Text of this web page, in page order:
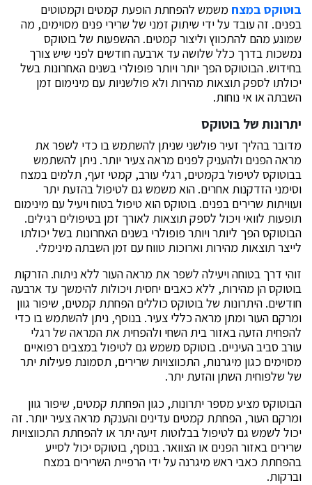
בוטוקס במצח משמש להפחתת הופעת קמטים וקמטוטים
בפנים. זה עובד על ידי שיתוק זמני של שרירי פנים מסוימים, מה
שמונע מהם להתכווץ וליצור קמטים. ההשפעות של בוטוקס
נמשכות בדרך כלל שלושה עד ארבעה חודשים לפני שיש צורך
בחידוש. הבוטוקס הפך יותר ויותר פופולרי בשנים האחרונות בשל
יכולתו לספק תוצאות מהירות ולא פולשניות עם מינימום זמן
השבתה או אי נוחות.
יתרונות של בוטוקס
מדובר בהליך זעיר פולשני שניתן להשתמש בו כדי לשפר את
מראה הפנים ולהעניק לפנים מראה צעיר יותר. ניתן להשתמש
בבוטוקס לטיפול בקמטים, רגלי עורב, קמטי זעף, תלמים במצח
וסימני הזדקנות אחרים. הוא משמש גם לטיפול בהזעת יתר
ועוויתות שרירים בפנים. בוטוקס הוא טיפול בטוח ויעיל עם מינימום
תופעות לוואי ויכול לספק תוצאות לאורך זמן בטיפולים רגילים.
הבוטוקס הפך ליותר ויותר פופולרי בשנים האחרונות בשל יכולתו
לייצר תוצאות מהירות וארוכות טווח עם זמן השבתה מינימלי.
זוהי דרך בטוחה ויעילה לשפר את מראה העור ללא ניתוח. הזרקות
בוטוקס הן מהירות, ללא כאבים יחסית ויכולות להימשך עד ארבעה
חודשים. היתרונות של בוטוקס כוללים הפחתת קמטים, שיפור גוון
ומרקם העור ומתן מראה כללי צעיר. בנוסף, ניתן להשתמש בו כדי
להפחית הזעה באזור בית השחי ולהפחית את המראה של רגלי
עורב סביב העיניים. בוטוקס משמש גם לטיפול במצבים רפואיים
מסוימים כגון מיגרנות, התכווצויות שרירים, תסמונת פעילות יתר
של שלפוחית השתן והזעת יתר.
הבוטוקס מציע מספר יתרונות, כגון הפחתת קמטים, שיפור גוון
ומרקם העור, הפחתת קמטים עדינים והענקת מראה צעיר יותר. זה
יכול לשמש גם לטיפול בבלוטות זיעה יתר או להפחתת התכווצויות
שרירים באזור הפנים או הצוואר. בנוסף, בוטוקס יכול לסייע
בהפחתת כאבי ראש מיגרנה על ידי הרפיית השרירים במצח
וברקות.